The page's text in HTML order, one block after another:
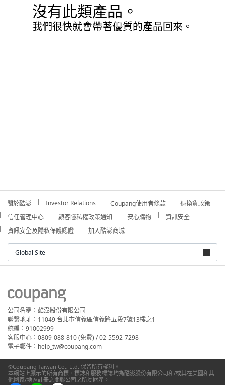
沒有此類產品。
我們很快就會帶著優質的產品回來。
關於酷澎 Investor Relations Coupang使用者條款
退換貨政策
信任管理中心
顧客隱私權政策通知 安心購物
資訊安全
資訊安全及隱私保護認證
加入酷澎商城
Global Site
公司名稱：酷澎股份有限公司
聯繫地址：11049 台北市信義區信義路五段7號13樓之1
統編：91002999
客服中心：0809-088-810 (免費) / 02-5592-7298
電子郵件：help_tw@coupang.com
©Coupang Taiwan Co., Ltd. 保留所有權利。
本網站上顯示的所有商標、標誌和服務標誌均為酷澎股份有限公司和/或其在美國和其
他國家/地區註冊之關聯公司之所屬財產。